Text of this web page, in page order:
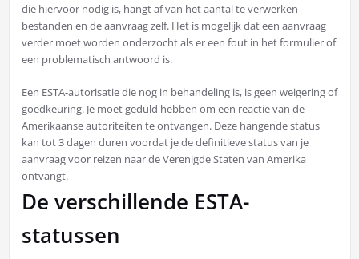
die hiervoor nodig is, hangt af van het aantal te verwerken
bestanden en de aanvraag zelf. Het is mogelijk dat een aanvraag
verder moet worden onderzocht als er een fout in het formulier of
een problematisch antwoord is.
Een ESTA-autorisatie die nog in behandeling is, is geen weigering of
goedkeuring. Je moet geduld hebben om een reactie van de
Amerikaanse autoriteiten te ontvangen. Deze hangende status
kan tot 3 dagen duren voordat je de definitieve status van je
aanvraag voor reizen naar de Verenigde Staten van Amerika
ontvangt.
De verschillende ESTA-
statussen